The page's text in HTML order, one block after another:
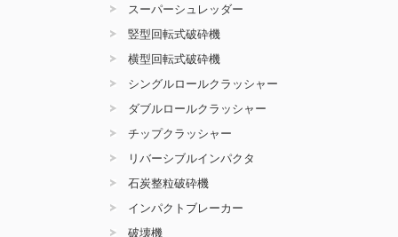
スーパーシュレッダー
竪型回転式破砕機
横型回転式破砕機
シングルロールクラッシャー
ダブルロールクラッシャー
チップクラッシャー
リバーシブルインパクタ
石炭整粒破砕機
インパクトブレーカー
破壊機